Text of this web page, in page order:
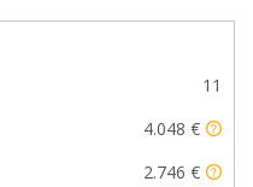
11
4.048 €
2.746 €